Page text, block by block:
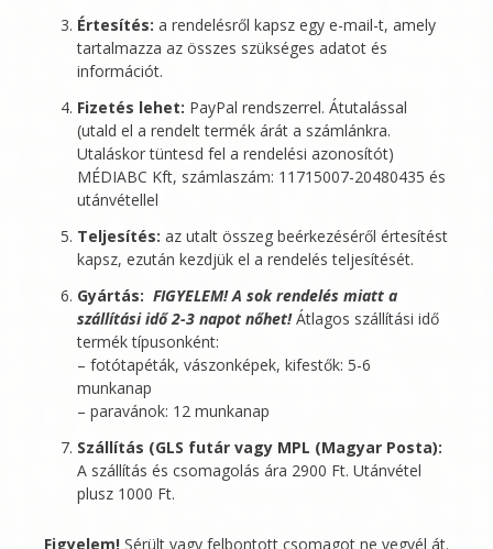
Értesítés: a rendelésről kapsz egy e-mail-t, amely
tartalmazza az összes szükséges adatot és
információt.
Fizetés lehet: PayPal rendszerrel. Átutalással
(utald el a rendelt termék árát a számlánkra.
Utaláskor tüntesd fel a rendelési azonosítót)
MÉDIABC Kft, számlaszám: 11715007-20480435 és
utánvétellel
Teljesítés: az utalt összeg beérkezéséről értesítést
kapsz, ezután kezdjük el a rendelés teljesítését.
Gyártás: FIGYELEM! A sok rendelés miatt a
szállítási idő 2-3 napot nőhet!Átlagos szállítási idő
termék típusonként:
– fotótapéták, vászonképek, kifestők: 5-6
munkanap
– paravánok: 12 munkanap
Szállítás (GLS futár vagy MPL (Magyar Posta):
A szállítás és csomagolás ára 2900 Ft. Utánvétel
plusz 1000 Ft.
Figyelem! Sérült vagy felbontott csomagot ne vegyél át.